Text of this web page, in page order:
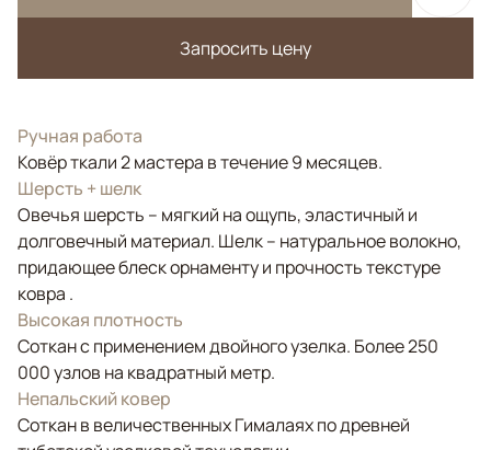
Запросить цену
Ручная работа
Ковёр ткали 2 мастера в течение 9 месяцев.
Шерсть + шелк
Овечья шерсть – мягкий на ощупь, эластичный и
долговечный материал. Шелк – натуральное волокно,
придающее блеск орнаменту и прочность текстуре
ковра .
Высокая плотность
Соткан с применением двойного узелка. Более 250
000 узлов на квадратный метр.
Непальский ковер
Соткан в величественных Гималаях по древней